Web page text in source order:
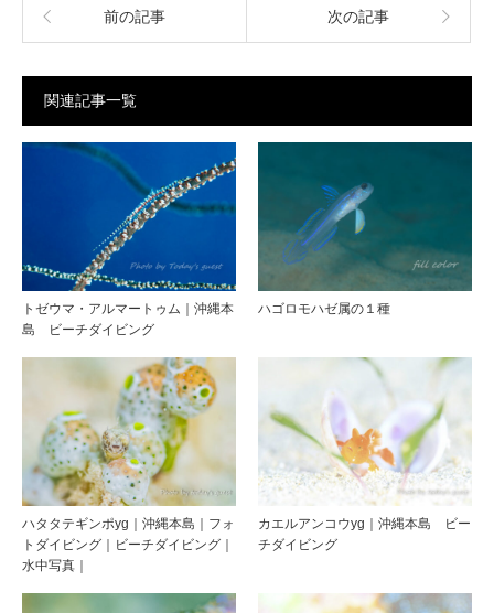
前の記事 次の記事
関連記事一覧
トゼウマ・アルマートゥム｜沖縄本
島 ビーチダイビング
ハゴロモハゼ属の１種
ハタタテギンポyg｜沖縄本島｜フォ
トダイビング｜ビーチダイビング｜
水中写真｜
カエルアンコウyg｜沖縄本島 ビー
チダイビング